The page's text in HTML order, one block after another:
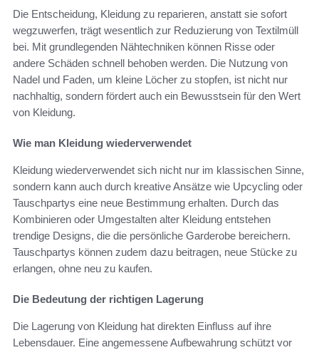
Die Entscheidung, Kleidung zu reparieren, anstatt sie sofort
wegzuwerfen, trägt wesentlich zur Reduzierung von Textilmüll
bei. Mit grundlegenden Nähtechniken können Risse oder
andere Schäden schnell behoben werden. Die Nutzung von
Nadel und Faden, um kleine Löcher zu stopfen, ist nicht nur
nachhaltig, sondern fördert auch ein Bewusstsein für den Wert
von Kleidung.
Wie man Kleidung wiederverwendet
Kleidung wiederverwendet sich nicht nur im klassischen Sinne,
sondern kann auch durch kreative Ansätze wie Upcycling oder
Tauschpartys eine neue Bestimmung erhalten. Durch das
Kombinieren oder Umgestalten alter Kleidung entstehen
trendige Designs, die die persönliche Garderobe bereichern.
Tauschpartys können zudem dazu beitragen, neue Stücke zu
erlangen, ohne neu zu kaufen.
Die Bedeutung der richtigen Lagerung
Die Lagerung von Kleidung hat direkten Einfluss auf ihre
Lebensdauer. Eine angemessene Aufbewahrung schützt vor